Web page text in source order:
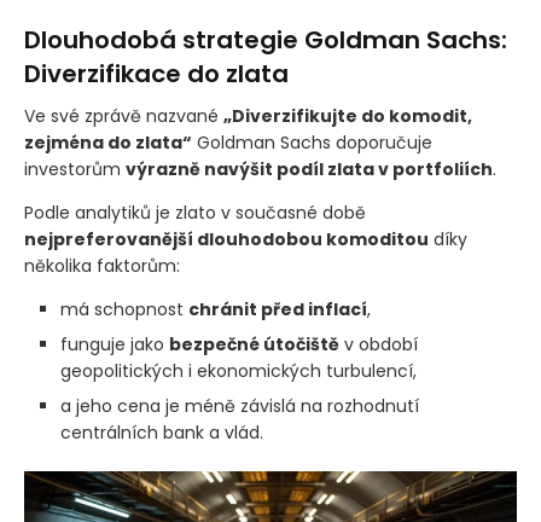
Dlouhodobá strategie Goldman Sachs:
Diverzifikace do zlata
Ve své zprávě nazvané „Diverzifikujte do komodit,
zejména do zlata“ Goldman Sachs doporučuje
investorům výrazně navýšit podíl zlata v portfoliích.
Podle analytiků je zlato v současné době
nejpreferovanější dlouhodobou komoditou díky
několika faktorům:
má schopnost chránit před inflací,
funguje jako bezpečné útočiště v období
geopolitických i ekonomických turbulencí,
a jeho cena je méně závislá na rozhodnutí
centrálních bank a vlád.